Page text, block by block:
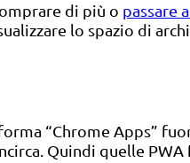
di più o passare
lo spazio di
“Chrome Apps”
Quindi quelle